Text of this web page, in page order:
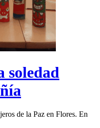
soledad
de la Paz en Flores. En